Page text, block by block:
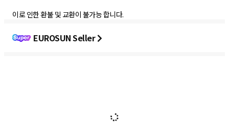
이로 인한 환불 및 교환이 불가능 합니다.
EUROSUN Seller